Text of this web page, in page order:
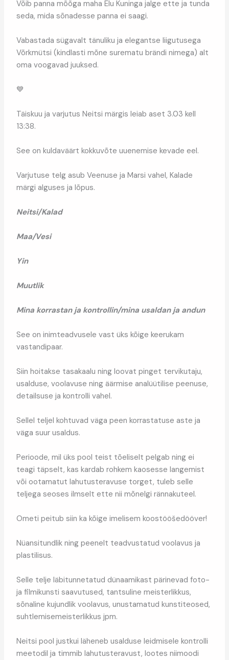
Võib panna mõõga maha Elu Kuninga jalge ette ja tunda
seda, mida sõnadesse panna ei saagi.
Vabastada sügavalt tänuliku ja elegantse liigutusega
Võrkmütsi (kindlasti mõne surematu brändi nimega) alt
oma voogavad juuksed.
💙
Täiskuu ja varjutus Neitsi märgis leiab aset 3.03 kell
13:38.
See on kuldaväärt kokkuvõte uuenemise kevade eel.
Varjutuse telg asub Veenuse ja Marsi vahel, Kalade
märgi alguses ja lõpus.
Neitsi/Kalad
Maa/Vesi
Yin
Muutlik
Mina korrastan ja kontrollin/mina usaldan ja andun
See on inimteadvusele vast üks kõige keerukam
vastandipaar.
Siin hoitakse tasakaalu ning loovat pinget tervikutaju,
usalduse, voolavuse ning äärmise analüütilise peenuse,
detailsuse ja kontrolli vahel.
Sellel teljel kohtuvad väga peen korrastatuse aste ja
väga suur usaldus.
Perioode, mil üks pool teist tõeliselt pelgab ning ei
teagi täpselt, kas kardab rohkem kaosesse langemist
või ootamatut lahutusteravuse torget, tuleb selle
teljega seoses ilmselt ette nii mõnelgi rännakuteel.
Ometi peitub siin ka kõige imelisem koostööšedööver!
Nüansitundlik ning peenelt teadvustatud voolavus ja
plastilisus.
Selle telje läbitunnetatud dünaamikast pärinevad foto-
ja filmikunsti saavutused, tantsuline meisterlikkus,
sõnaline kujundlik voolavus, unustamatud kunstiteosed,
suhtlemisemeisterlikkus jpm.
Neitsi pool justkui läheneb usalduse leidmisele kontrolli
meetodil ja timmib lahutusteravust, lootes niimoodi